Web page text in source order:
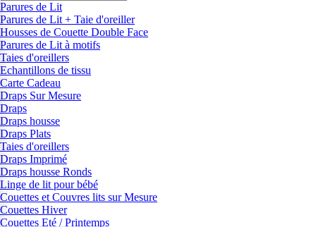
Parures de Lit
Parures de Lit + Taie d'oreiller
Housses de Couette Double Face
Parures de Lit à motifs
Taies d'oreillers
Echantillons de tissu
Carte Cadeau
Draps Sur Mesure
Draps
Draps housse
Draps Plats
Taies d'oreillers
Draps Imprimé
Draps housse Ronds
Linge de lit pour bébé
Couettes et Couvres lits sur Mesure
Couettes Hiver
Couettes Eté / Printemps